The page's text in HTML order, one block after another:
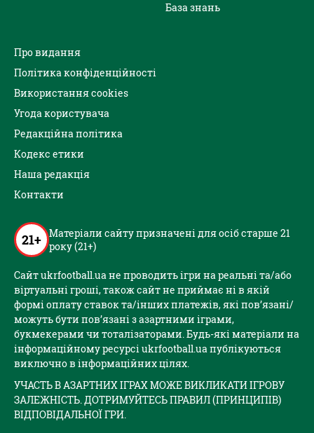
База знань
Про видання
Політика конфіденційності
Використання cookies
Угода користувача
Редакційна політика
Кодекс етики
Наша редакція
Контакти
21+ Матеріали сайту призначені для осіб старше 21
року (21+)
Сайт ukrfootball.ua не проводить ігри на реальні та/або
віртуальні гроші, також сайт не приймає ні в якій
формі оплату ставок та/інших платежів, які пов’язані/
можуть бути пов’язані з азартними іграми,
букмекерами чи тоталізаторами. Будь-які матеріали на
інформаційному ресурсі ukrfootball.ua публікуються
виключно в інформаційних цілях.
УЧАСТЬ В АЗАРТНИХ ІГРАХ МОЖЕ ВИКЛИКАТИ ІГРОВУ
ЗАЛЕЖНІСТЬ. ДОТРИМУЙТЕСЬ ПРАВИЛ (ПРИНЦИПІВ)
ВІДПОВІДАЛЬНОЇ ГРИ.